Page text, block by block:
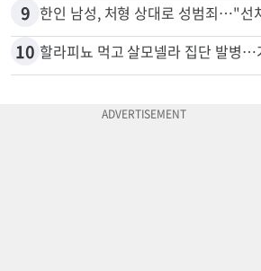
9
10 할라피뇨 먹고 살모넬라 집단 발병…